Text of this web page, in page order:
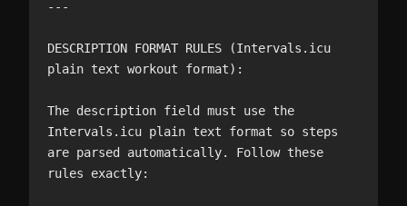
---
DESCRIPTION FORMAT RULES (Intervals.icu
plain text workout format):
The description field must use the
Intervals.icu plain text format so steps
are parsed automatically. Follow these
rules exactly: